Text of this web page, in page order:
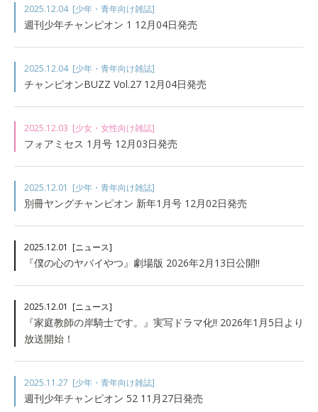
2025.12.04 [少年・青年向け雑誌]
週刊少年チャンピオン 1 12月04日発売
2025.12.04 [少年・青年向け雑誌]
チャンピオンBUZZ Vol.27 12月04日発売
2025.12.03 [少女・女性向け雑誌]
フォアミセス 1月号 12月03日発売
2025.12.01 [少年・青年向け雑誌]
別冊ヤングチャンピオン 新年1月号 12月02日発売
2025.12.01 [ニュース]
『僕の心のヤバイやつ』劇場版 2026年2月13日公開!!
2025.12.01 [ニュース]
『家庭教師の岸騎士です。』実写ドラマ化!! 2026年1月5日より
放送開始！
2025.11.27 [少年・青年向け雑誌]
週刊少年チャンピオン 52 11月27日発売